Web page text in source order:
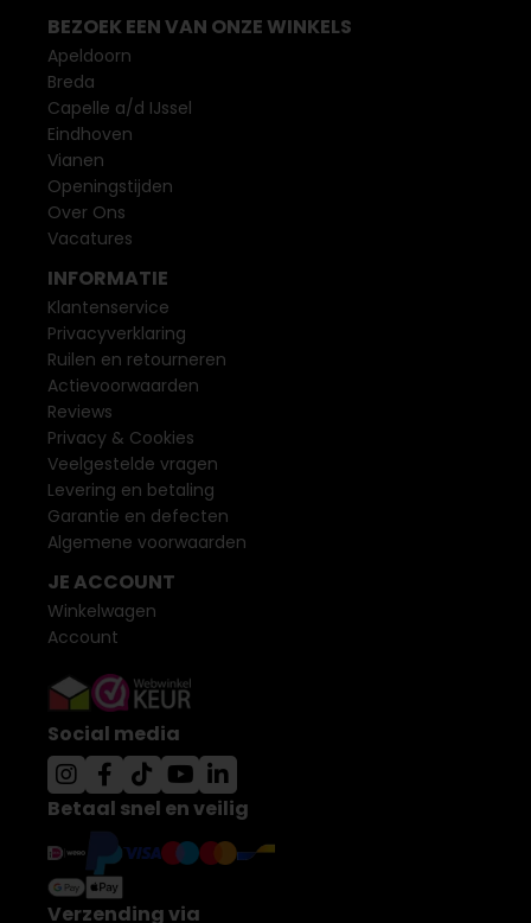
BEZOEK EEN VAN ONZE WINKELS
Apeldoorn
Breda
Capelle a/d IJssel
Eindhoven
Vianen
Openingstijden
Over Ons
Vacatures
INFORMATIE
Klantenservice
Privacyverklaring
Ruilen en retourneren
Actievoorwaarden
Reviews
Privacy & Cookies
Veelgestelde vragen
Levering en betaling
Garantie en defecten
Algemene voorwaarden
JE ACCOUNT
Winkelwagen
Account
Social media
Betaal snel en veilig
Verzending via